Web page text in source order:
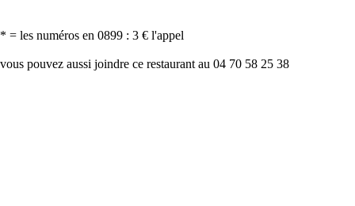
* = les numéros en 0899 : 3 € l'appel
vous pouvez aussi joindre ce restaurant au 04 70 58 25 38